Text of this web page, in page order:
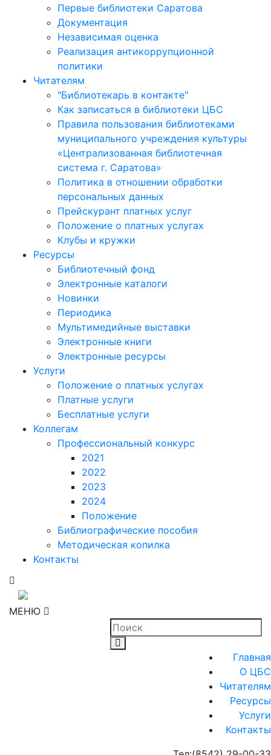
Первые библиотеки Саратова
Документация
Независимая оценка
Реализация антикоррупционной
политики
Читателям
"Библиотекарь в контакте"
Как записаться в библиотеки ЦБС
Правила пользования библиотеками
муниципального учреждения культуры
«Централизованная библиотечная
система г. Саратова»
Политика в отношении обработки
персональных данных
Прейскурант платных услуг
Положение о платных услугах
Клубы и кружки
Ресурсы
Библиотечный фонд
Электронные каталоги
Новинки
Периодика
Мультимедийные выставки
Электронные книги
Электронные ресурсы
Услуги
Положение о платных услугах
Платные услуги
Бесплатные услуги
Коллегам
Профессиональный конкурс
2021
2022
2023
2024
Положение
Библиографические пособия
Методическая копилка
Контакты
МЕНЮ
Главная
О ЦБС
Читателям
Ресурсы
Услуги
Контакты